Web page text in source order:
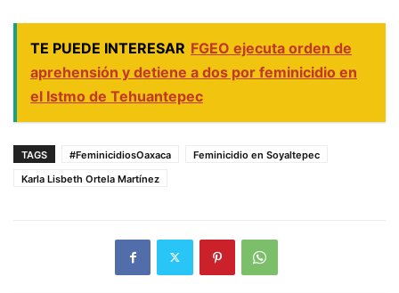
TE PUEDE INTERESAR FGEO ejecuta orden de
aprehensión y detiene a dos por feminicidio en
el Istmo de Tehuantepec
TAGS #FeminicidiosOaxaca
Feminicidio en Soyaltepec
Karla Lisbeth Ortela Martínez